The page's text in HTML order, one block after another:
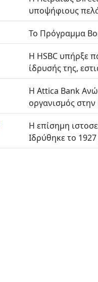
υποψήφιους
Το Πρόγραμμα
Η HSBC υπήρξε
ίδρυσής της,
Η Attica Bank
οργανισμός
Η επίσημη
Ιδρύθηκε το